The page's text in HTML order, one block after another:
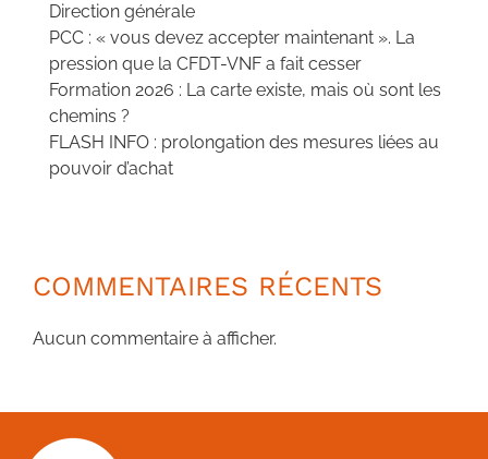
Direction générale
PCC : « vous devez accepter maintenant ». La
pression que la CFDT-VNF a fait cesser
Formation 2026 : La carte existe, mais où sont les
chemins ?
FLASH INFO : prolongation des mesures liées au
pouvoir d’achat
COMMENTAIRES RÉCENTS
Aucun commentaire à afficher.